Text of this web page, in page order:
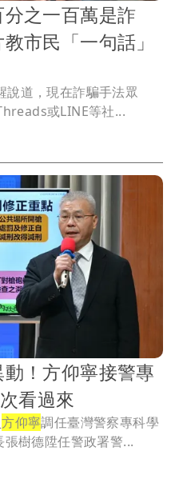
之一百萬是詐
市民「一句話」
說道，現在詐騙手法眾
或LINE等社...
！方仰寧接警專
看過來
方仰寧調任臺灣警察專科學
長張樹德陞任警政署警...